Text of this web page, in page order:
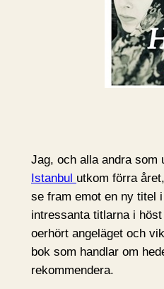
Jag, och alla andra som
Istanbul utkom förra
se fram emot en ny titel
intressanta titlarna i
oerhört angeläget och
bok som handlar om
rekommendera.